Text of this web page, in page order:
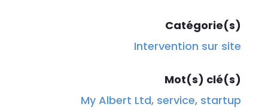
Catégorie(s)
Intervention sur site
Mot(s) clé(s)
My Albert Ltd, service, startup